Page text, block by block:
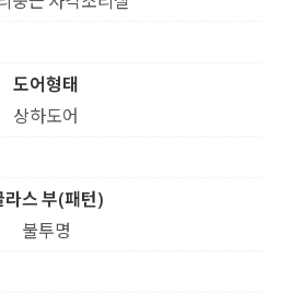
도어형태
상하도어
라스 부(패턴)
불투명